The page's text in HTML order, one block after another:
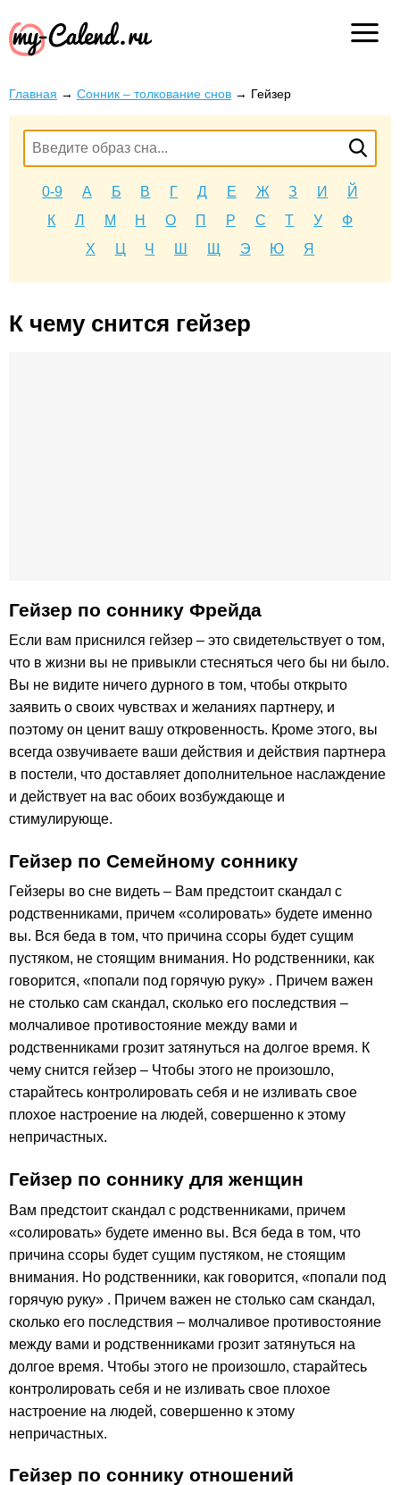
Главная → Сонник – толкование снов → Гейзер
0-9 А Б В Г Д Е Ж З И
Й
К
Л М Н О П Р С Т У
Ф
Х
Ц Ч Ш Щ Э Ю Я
К чему снится гейзер
Гейзер по соннику Фрейда
Если вам приснился гейзер – это свидетельствует о том,
что в жизни вы не привыкли стесняться чего бы ни было.
Вы не видите ничего дурного в том, чтобы открыто
заявить о своих чувствах и желаниях партнеру, и
поэтому он ценит вашу откровенность. Кроме этого, вы
всегда озвучиваете ваши действия и действия партнера
в постели, что доставляет дополнительное наслаждение
и действует на вас обоих возбуждающе и
стимулирующе.
Гейзер по Семейному соннику
Гейзеры во сне видеть – Вам предстоит скандал с
родственниками, причем «солировать» будете именно
вы. Вся беда в том, что причина ссоры будет сущим
пустяком, не стоящим внимания. Но родственники, как
говорится, «попали под горячую руку» . Причем важен
не столько сам скандал, сколько его последствия –
молчаливое противостояние между вами и
родственниками грозит затянуться на долгое время. К
чему снится гейзер – Чтобы этого не произошло,
старайтесь контролировать себя и не изливать свое
плохое настроение на людей, совершенно к этому
непричастных.
Гейзер по соннику для женщин
Вам предстоит скандал с родственниками, причем
«солировать» будете именно вы. Вся беда в том, что
причина ссоры будет сущим пустяком, не стоящим
внимания. Но родственники, как говорится, «попали под
горячую руку» . Причем важен не столько сам скандал,
сколько его последствия – молчаливое противостояние
между вами и родственниками грозит затянуться на
долгое время. Чтобы этого не произошло, старайтесь
контролировать себя и не изливать свое плохое
настроение на людей, совершенно к этому
непричастных.
Гейзер по соннику отношений